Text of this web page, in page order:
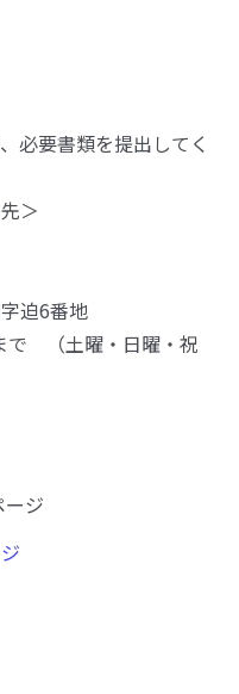
必要書類を提出してく
＞
迫6番地
で （土曜・日曜・祝
ジ